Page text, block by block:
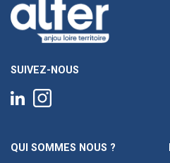
SUIVEZ-NOUS
QUI SOMMES NOUS ?